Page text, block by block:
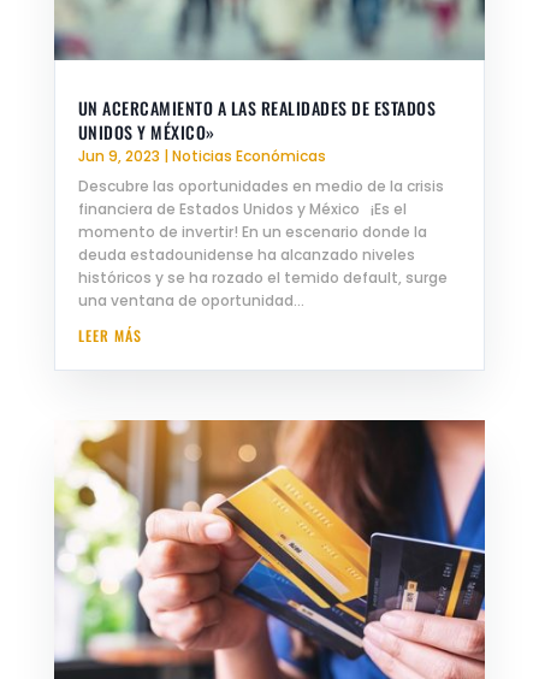
UN ACERCAMIENTO A LAS REALIDADES DE ESTADOS
UNIDOS Y MÉXICO»
Jun 9, 2023 |Noticias Económicas
Descubre las oportunidades en medio de la crisis
financiera de Estados Unidos y México ¡Es el
momento de invertir! En un escenario donde la
deuda estadounidense ha alcanzado niveles
históricos y se ha rozado el temido default, surge
una ventana de oportunidad...
LEER MÁS